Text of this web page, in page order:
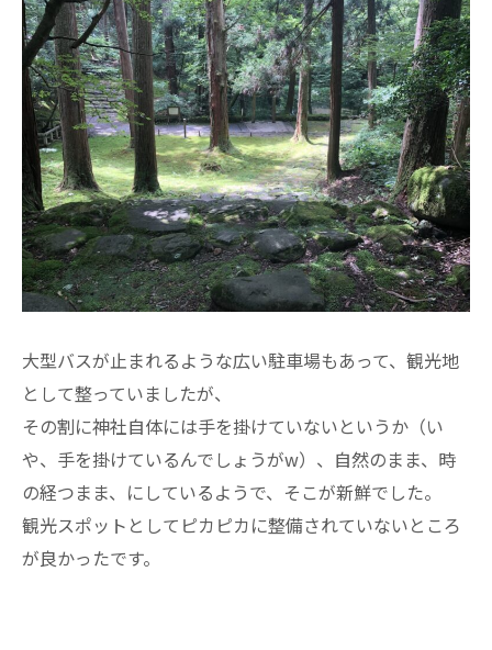
大型バスが止まれるような広い駐車場もあって、観光地
として整っていましたが、
その割に神社自体には手を掛けていないというか（い
や、手を掛けているんでしょうがw）、自然のまま、時
の経つまま、にしているようで、そこが新鮮でした。
観光スポットとしてピカピカに整備されていないところ
が良かったです。